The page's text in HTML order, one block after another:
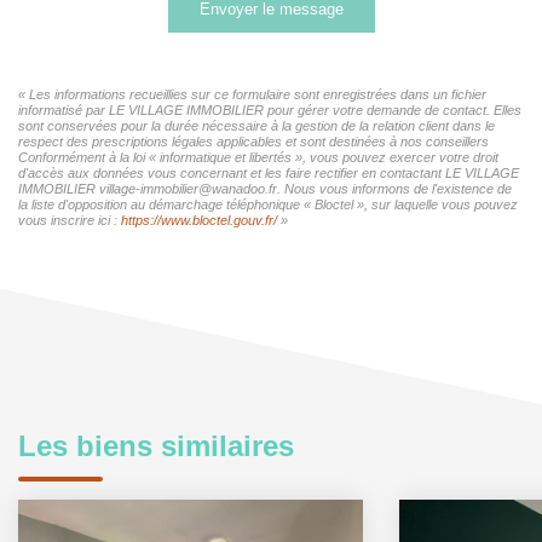
Envoyer le message
« Les informations recueillies sur ce formulaire sont enregistrées dans un fichier
informatisé par LE VILLAGE IMMOBILIER pour gérer votre demande de contact. Elles
sont conservées pour la durée nécessaire à la gestion de la relation client dans le
respect des prescriptions légales applicables et sont destinées à nos conseillers
Conformément à la loi « informatique et libertés », vous pouvez exercer votre droit
d'accès aux données vous concernant et les faire rectifier en contactant LE VILLAGE
IMMOBILIER village-immobilier@wanadoo.fr. Nous vous informons de l'existence de
la liste d'opposition au démarchage téléphonique « Bloctel », sur laquelle vous pouvez
vous inscrire ici : https://www.bloctel.gouv.fr/»
Les biens similaires